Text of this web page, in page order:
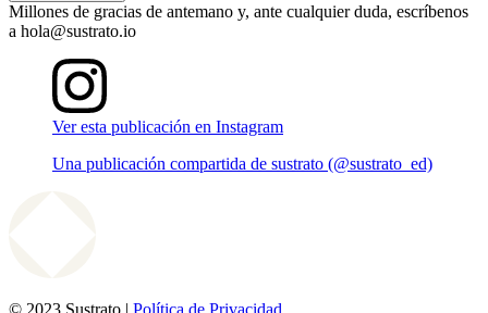
Millones de gracias de antemano y, ante cualquier duda, escríbenos
a hola@sustrato.io
Ver esta publicación en Instagram
Una publicación compartida de sustrato (@sustrato_ed)
© 2023 Sustrato | Política de Privacidad